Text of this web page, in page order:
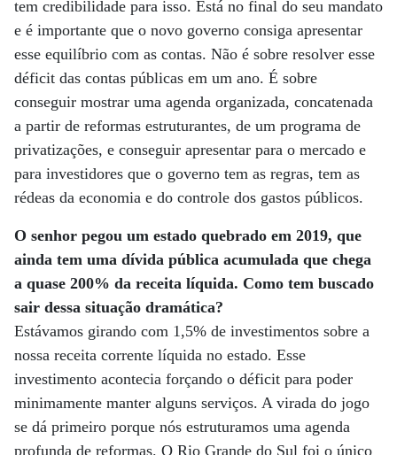
tem credibilidade para isso. Está no final do seu mandato
e é importante que o novo governo consiga apresentar
esse equilíbrio com as contas. Não é sobre resolver esse
déficit das contas públicas em um ano. É sobre
conseguir mostrar uma agenda organizada, concatenada
a partir de reformas estruturantes, de um programa de
privatizações, e conseguir apresentar para o mercado e
para investidores que o governo tem as regras, tem as
rédeas da economia e do controle dos gastos públicos.
O senhor pegou um estado quebrado em 2019, que
ainda tem uma dívida pública acumulada que chega
a quase 200% da receita líquida. Como tem buscado
sair dessa situação dramática?
Estávamos girando com 1,5% de investimentos sobre a
nossa receita corrente líquida no estado. Esse
investimento acontecia forçando o déficit para poder
minimamente manter alguns serviços. A virada do jogo
se dá primeiro porque nós estruturamos uma agenda
profunda de reformas. O Rio Grande do Sul foi o único